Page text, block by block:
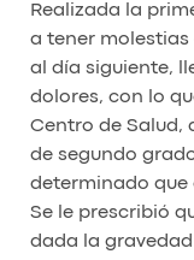
Realizada la
a tener molestias
al día siguiente,
dolores, con lo
Centro de Salud,
de segundo
determinado que
Se le prescribió
dada la